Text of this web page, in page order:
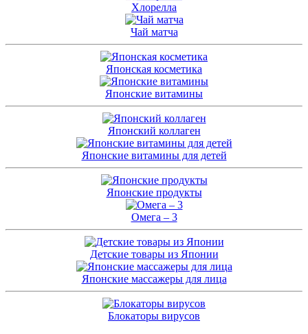
Хлорелла
Чай матча
Японская косметика
Японские витамины
Японский коллаген
Японские витамины для детей
Японские продукты
Омега – 3
Детские товары из Японии
Японские массажеры для лица
Блокаторы вирусов